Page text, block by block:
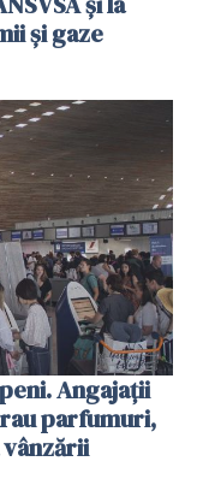
și gaze
Angajații
parfumuri,